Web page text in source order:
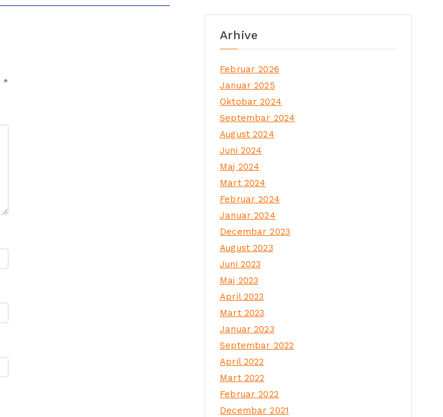
*
Arhive
Februar 2026
Januar 2025
Oktobar 2024
Septembar 2024
August 2024
Juni 2024
Maj 2024
Mart 2024
Februar 2024
Januar 2024
Decembar 2023
August 2023
Juni 2023
Maj 2023
April 2023
Mart 2023
Januar 2023
Septembar 2022
April 2022
Mart 2022
Februar 2022
Decembar 2021